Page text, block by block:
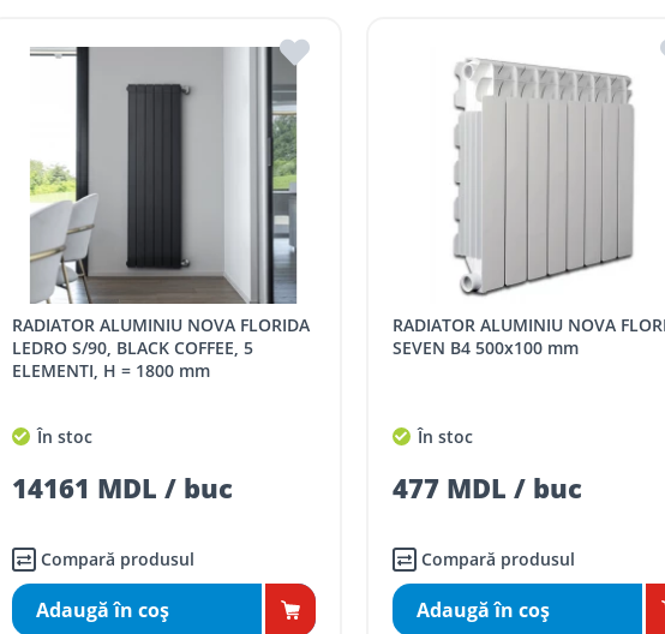
RADIATOR ALUMINIU NOVA FLORIDA
LEDRO S/90, BLACK COFFEE, 5
ELEMENTI, H = 1800 mm
În stoc
14161 MDL / buc
Compară produsul
Adaugă în coş
RADIATOR ALUMINIU NOVA FLORIDA
SEVEN B4 500x100 mm
În stoc
477 MDL / buc
Compară produsul
Adaugă în coş